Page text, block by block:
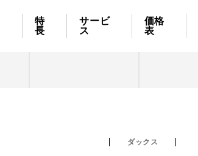
特
長
サービ
ス
価格
表
ダックス